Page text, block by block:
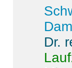
Dr.